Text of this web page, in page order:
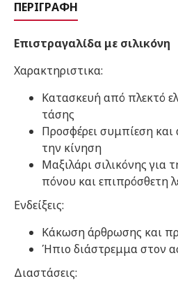
ΠΕΡΙΓΡΑΦΉ
Επιστραγαλίδα με σιλικόνη
Χαρακτηριστικα:
Κατασκευή από πλεκτό
τάσης
Προσφέρει συμπίεση
την κίνηση
Μαξιλάρι σιλικόνης για
πόνου και επιπρόσθετη
Ενδείξεις:
Κάκωση άρθρωσης και
Ήπιο διάστρεμμα στον
Διαστάσεις: